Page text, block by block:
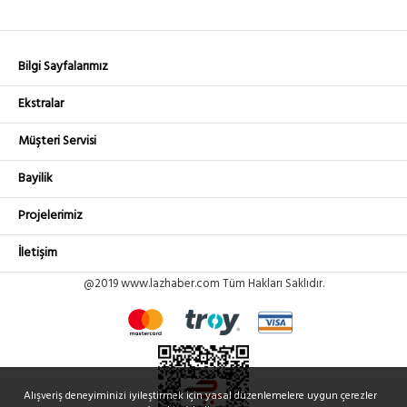
Bilgi Sayfalarımız
Ekstralar
Müşteri Servisi
Bayilik
Projelerimiz
İletişim
@2019 www.lazhaber.com Tüm Hakları Saklıdır.
Alışveriş deneyiminizi iyileştirmek için yasal düzenlemelere uygun çerezler